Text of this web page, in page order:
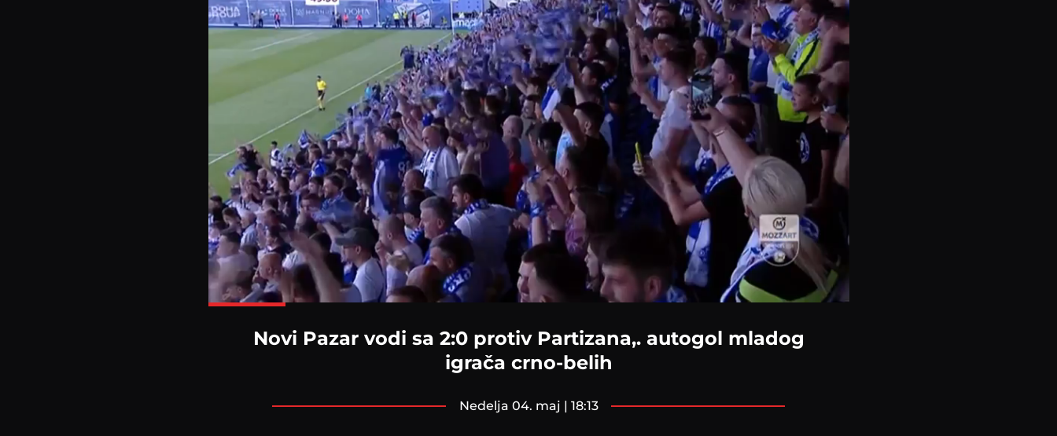
Novi Pazar vodi sa 2:0 protiv Partizana,. autogol mladog
igrača crno-belih
nedelja 04. maj | 18:13